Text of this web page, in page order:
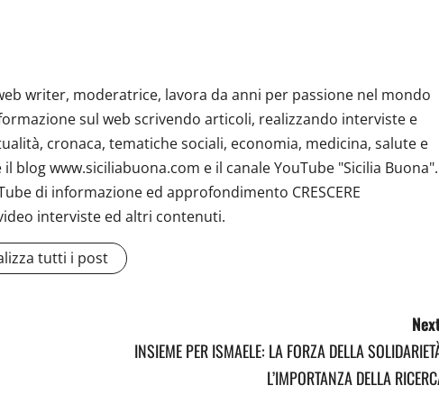
writer, moderatrice, lavora da anni per passione nel mondo
sul web scrivendo articoli, realizzando interviste e
cronaca, tematiche sociali, economia, medicina, salute e
blog www.siciliabuona.com e il canale YouTube "Sicilia Buona".
di informazione ed approfondimento CRESCERE
interviste ed altri contenuti.
tutti i post
INSIEME PER ISMAELE: LA FORZA DELLA
L’IMPORTANZA DELLA